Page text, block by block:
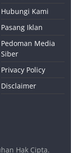
Hubungi Kami
Pasang Iklan
Pedoman Media
Siber
Privacy Policy
Disclaimer
Hak Cipta.